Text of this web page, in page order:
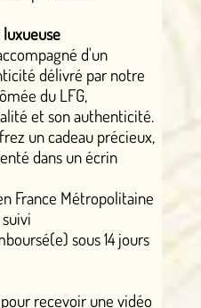
d'un
délivré par notre
du LFG,
et son authenticité.
un cadeau précieux,
dans un écrin
France Métropolitaine
sous 14 jours
recevoir une vidéo